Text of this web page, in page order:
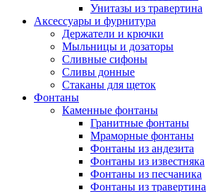
Унитазы из травертина
Аксессуары и фурнитура
Держатели и крючки
Мыльницы и дозаторы
Сливные сифоны
Сливы донные
Стаканы для щеток
Фонтаны
Каменные фонтаны
Гранитные фонтаны
Мраморные фонтаны
Фонтаны из андезита
Фонтаны из известняка
Фонтаны из песчаника
Фонтаны из травертина